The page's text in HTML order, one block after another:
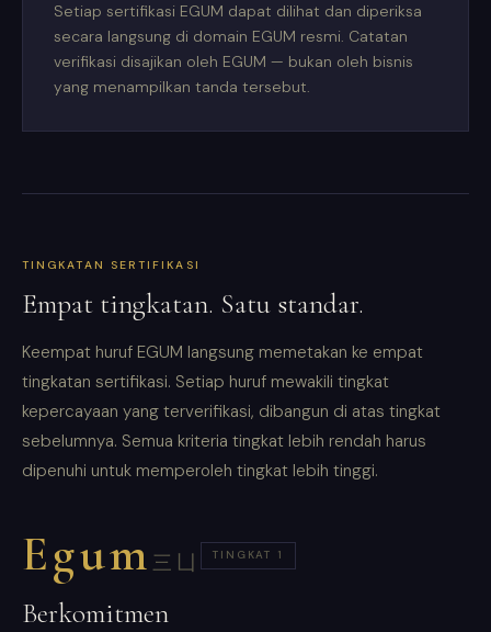
Setiap sertifikasi EGUM dapat dilihat dan diperiksa
secara langsung di domain EGUM resmi. Catatan
verifikasi disajikan oleh EGUM — bukan oleh bisnis
yang menampilkan tanda tersebut.
TINGKATAN SERTIFIKASI
Empat tingkatan. Satu standar.
Keempat huruf EGUM langsung memetakan ke empat
tingkatan sertifikasi. Setiap huruf mewakili tingkat
kepercayaan yang terverifikasi, dibangun di atas tingkat
sebelumnya. Semua kriteria tingkat lebih rendah harus
dipenuhi untuk memperoleh tingkat lebih tinggi.
Egum 三凵 TINGKAT 1
Berkomitmen